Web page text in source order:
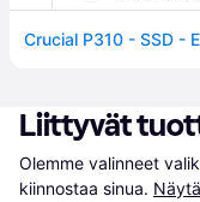
Liittyvät
Olemme valinneet
kiinnostaa sinua.